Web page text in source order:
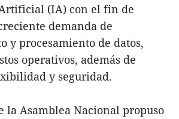
(IA) con el fin de
demanda de
y procesamiento de datos,
operativos, además de
y seguridad.
la Asamblea Nacional propuso